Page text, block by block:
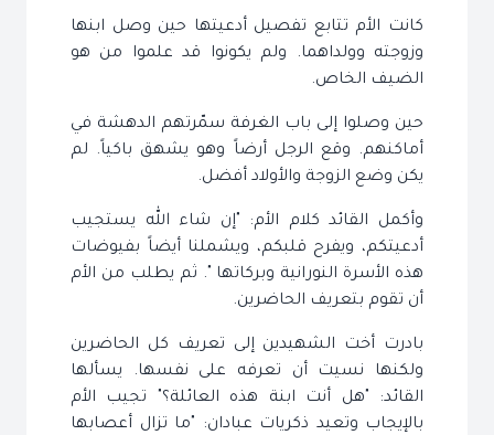
كانت الأم تتابع تفصيل أدعيتها حين وصل ابنها
وزوجته وولداهما. ولم يكونوا قد علموا من هو
الضيف الخاص.
حين وصلوا إلى باب الغرفة سمّرتهم الدهشة في
أماكنهم. وقع الرجل أرضاً وهو يشهق باكياً. لم
يكن وضع الزوجة والأولاد أفضل.
وأكمل القائد كلام الأم: "إن شاء الله يستجيب
أدعيتكم، ويفرح قلبكم، ويشملنا أيضاً بفيوضات
هذه الأسرة النورانية وبركاتها ". ثم يطلب من الأم
أن تقوم بتعريف الحاضرين.
بادرت أخت الشهيدين إلى تعريف كل الحاضرين
ولكنها نسيت أن تعرفه على نفسها. يسألها
القائد: "هل أنت ابنة هذه العائلة؟" تجيب الأم
بالإيجاب وتعيد ذكريات عبادان: "ما تزال أعصابها